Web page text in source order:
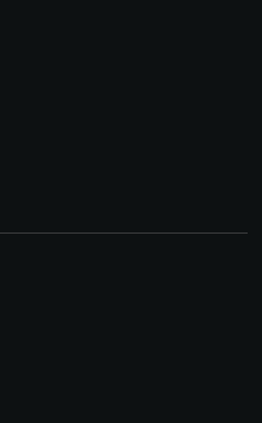
sono necessari